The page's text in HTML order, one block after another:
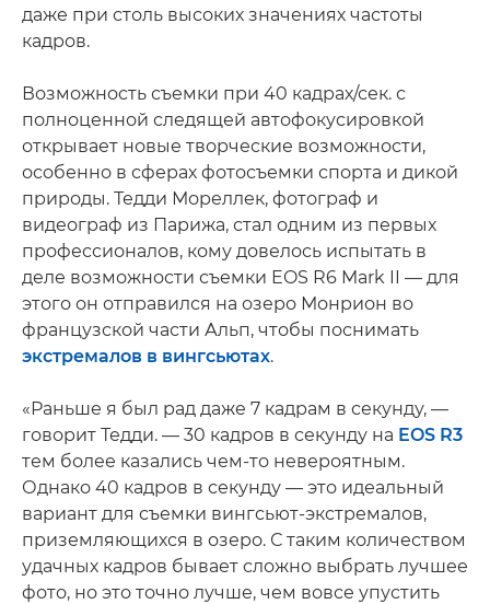
даже при столь высоких значениях частоты
кадров.
Возможность съемки при 40 кадрах/сек. с
полноценной следящей автофокусировкой
открывает новые творческие возможности,
особенно в сферах фотосъемки спорта и дикой
природы. Тедди Мореллек, фотограф и
видеограф из Парижа, стал одним из первых
профессионалов, кому довелось испытать в
деле возможности съемки EOS R6 Mark II — для
этого он отправился на озеро Монрион во
французской части Альп, чтобы поснимать
экстремалов в вингсьютах.
«Раньше я был рад даже 7 кадрам в секунду, —
говорит Тедди. — 30 кадров в секунду на EOS R3
тем более казались чем-то невероятным.
Однако 40 кадров в секунду — это идеальный
вариант для съемки вингсьют-экстремалов,
приземляющихся в озеро. С таким количеством
удачных кадров бывает сложно выбрать лучшее
фото, но это точно лучше, чем вовсе упустить